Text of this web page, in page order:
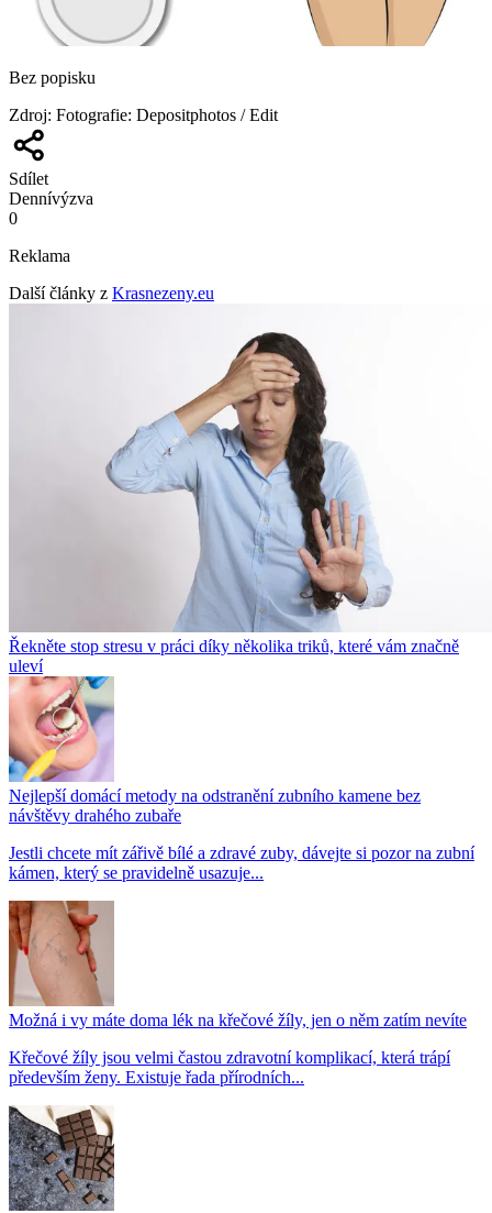
Bez popisku
Zdroj: Fotografie: Depositphotos / Edit
Sdílet
Dennívýzva
0
Reklama
Další články z Krasnezeny.eu
Řekněte stop stresu v práci díky několika triků, které vám značně
uleví
Nejlepší domácí metody na odstranění zubního kamene bez
návštěvy drahého zubaře
Jestli chcete mít zářivě bílé a zdravé zuby, dávejte si pozor na zubní
kámen, který se pravidelně usazuje...
Možná i vy máte doma lék na křečové žíly, jen o něm zatím nevíte
Křečové žíly jsou velmi častou zdravotní komplikací, která trápí
především ženy. Existuje řada přírodních...